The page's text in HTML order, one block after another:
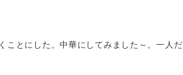
ことにした。中華にしてみました～。一人だ